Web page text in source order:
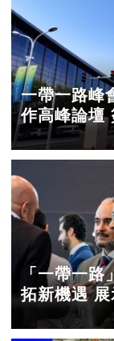
一帶一路峰
作高峰論壇
「一帶一
拓新機遇